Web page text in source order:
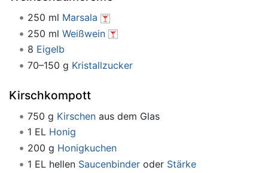
250 ml Marsala
250 ml Weißwein
8 Eigelb
70–150 g Kristallzucker
Kirschkompott
750 g Kirschenaus dem Glas
1 EL Honig
200 g Honigkuchen
1 EL hellen Saucenbinderoder Stärke